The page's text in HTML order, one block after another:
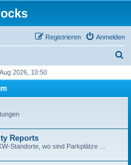
Anmelden
Registrieren
h
2026, 10:50
Reports
Standorte, wo sind Parkplätze ...